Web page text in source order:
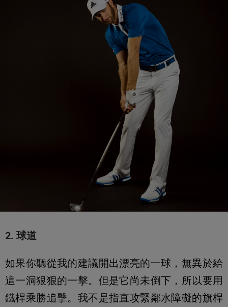
2. 球道
如果你聽從我的建議開出漂亮的一球，無異於給
這一洞狠狠的一擊。但是它尚未倒下，所以要用
鐵桿乘勝追擊。我不是指直攻緊鄰水障礙的旗桿